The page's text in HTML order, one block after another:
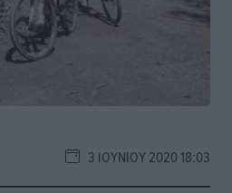
3 ΙΟΥΝΊΟΥ 2020 18:03